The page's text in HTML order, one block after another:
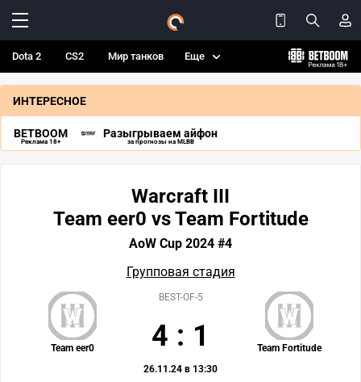
Dota 2 CS2 Мир танков Еще
ИНТЕРЕСНОЕ
BETBOOM
Реклама 18+
Разыгрываем айфон
за прогнозы на MLBB
Warcraft III
Team eer0 vs Team Fortitude
AoW Cup 2024 #4
Групповая стадия
Team eer0 Team Fortitude
BEST-OF-5
4 : 1
26.11.24 в 13:30